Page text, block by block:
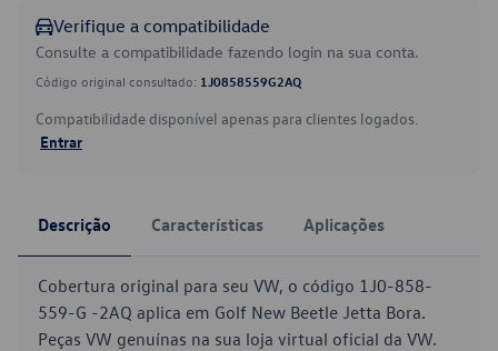
Verifique a compatibilidade
Consulte a compatibilidade fazendo login na sua conta.
Código original consultado: 1J0858559G2AQ
Compatibilidade disponível apenas para clientes logados.
Entrar
Descrição Características Aplicações
Cobertura original para seu VW, o código 1J0-858-
559-G -2AQ aplica em Golf New Beetle Jetta Bora.
Peças VW genuínas na sua loja virtual oficial da VW.